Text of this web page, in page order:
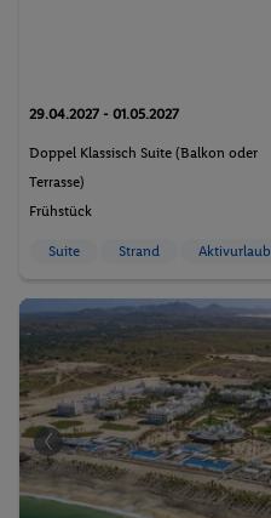
29.04.2027 - 01.05.2027
Doppel Klassisch Suite (Balkon oder
Terrasse)
Frühstück
Suite Strand Aktivurlaub